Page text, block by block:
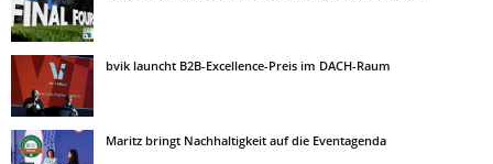
bvik launcht B2B-Excellence-Preis im DACH-Raum
Maritz bringt Nachhaltigkeit auf die Eventagenda